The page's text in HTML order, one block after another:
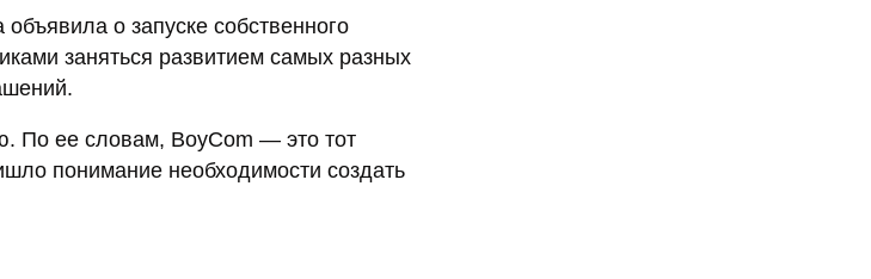
о запуске собственного
заняться развитием самых разных
По ее словам, BoyCom — это тот
понимание необходимости создать